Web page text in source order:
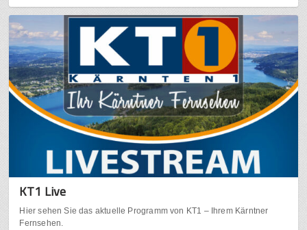
KT1 Live
Hier sehen Sie das aktuelle Programm von KT1 – Ihrem Kärntner
Fernsehen.